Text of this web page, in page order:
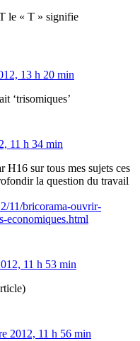
le « T » signifie
13 h 20 min
‘trisomiques’
11 h 34 min
H16 sur tous mes sujets ces
la question du travail
11/bricorama-ouvrir-
economiques.html
11 h 53 min
2012, 11 h 56 min